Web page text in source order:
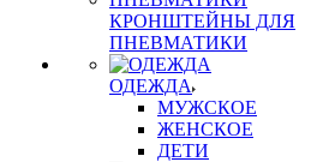
КРОНШТЕЙНЫ ДЛЯ
ПНЕВМАТИКИ
ОДЕЖДА
МУЖСКОЕ
ЖЕНСКОЕ
ДЕТИ